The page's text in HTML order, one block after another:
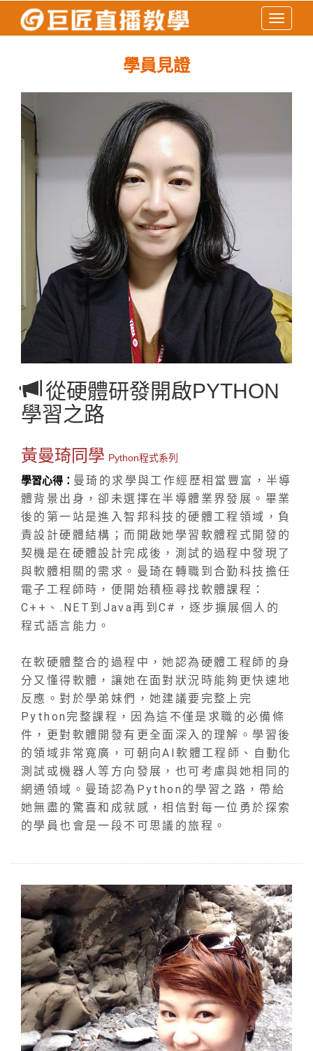
Toggle
學員見證
從硬體研發開啟PYTHON
學習之路
黃曼琦同學 Python程式系列
學習心得： 曼琦的求學與工作經歷相當豐富，半導
體背景出身，卻未選擇在半導體業界發展。畢業
後的第一站是進入智邦科技的硬體工程領域，負
責設計硬體結構；而開啟她學習軟體程式開發的
契機是在硬體設計完成後，測試的過程中發現了
與軟體相關的需求。曼琦在轉職到合勤科技擔任
電子工程師時，便開始積極尋找軟體課程：
C++、.NET到Java再到C#，逐步擴展個人的
程式語言能力。
在軟硬體整合的過程中，她認為硬體工程師的身
分又懂得軟體，讓她在面對狀況時能夠更快速地
反應。對於學弟妹們，她建議要完整上完
Python完整課程，因為這不僅是求職的必備條
件，更對軟體開發有更全面深入的理解。學習後
的領域非常寬廣，可朝向AI軟體工程師、自動化
測試或機器人等方向發展，也可考慮與她相同的
網通領域。曼琦認為Python的學習之路，帶給
她無盡的驚喜和成就感，相信對每一位勇於探索
的學員也會是一段不可思議的旅程。